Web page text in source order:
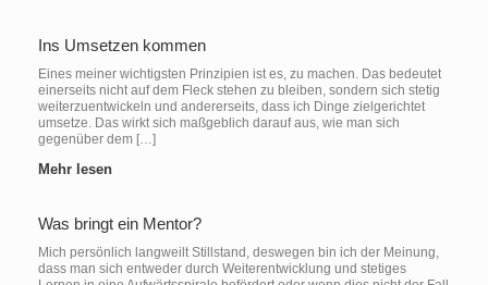
Ins Umsetzen kommen
Eines meiner wichtigsten Prinzipien ist es, zu machen. Das bedeutet
einerseits nicht auf dem Fleck stehen zu bleiben, sondern sich stetig
weiterzuentwickeln und andererseits, dass ich Dinge zielgerichtet
umsetze. Das wirkt sich maßgeblich darauf aus, wie man sich
gegenüber dem […]
Mehr lesen
Was bringt ein Mentor?
Mich persönlich langweilt Stillstand, deswegen bin ich der Meinung,
dass man sich entweder durch Weiterentwicklung und stetiges